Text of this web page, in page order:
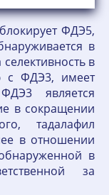
ФДЭ5,
в
в
с ФДЭ3, имеет
является
в сокращении
тадалафил
в отношении
в
за